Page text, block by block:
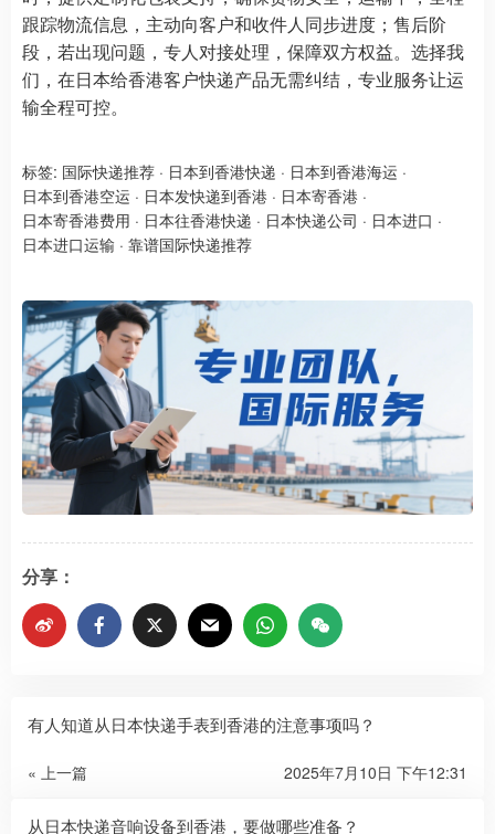
跟踪物流信息，主动向客户和收件人同步进度；售后阶
段，若出现问题，专人对接处理，保障双方权益。选择我
们，在日本给香港客户快递产品无需纠结，专业服务让运
输全程可控。
标签: 国际快递推荐 · 日本到香港快递 · 日本到香港海运 ·
日本到香港空运 · 日本发快递到香港 · 日本寄香港 ·
日本寄香港费用 · 日本往香港快递 · 日本快递公司 · 日本进口 ·
日本进口运输 · 靠谱国际快递推荐
分享：
有人知道从日本快递手表到香港的注意事项吗？
« 上一篇 2025年7月10日 下午12:31
从日本快递音响设备到香港，要做哪些准备？